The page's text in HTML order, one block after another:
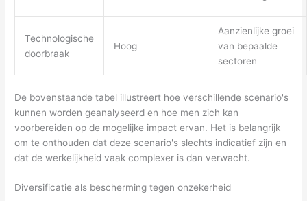
Technologische
doorbraak
Hoog
Aanzienlijke groei
van bepaalde
sectoren
De bovenstaande tabel illustreert hoe verschillende scenario's
kunnen worden geanalyseerd en hoe men zich kan
voorbereiden op de mogelijke impact ervan. Het is belangrijk
om te onthouden dat deze scenario's slechts indicatief zijn en
dat de werkelijkheid vaak complexer is dan verwacht.
Diversificatie als bescherming tegen onzekerheid